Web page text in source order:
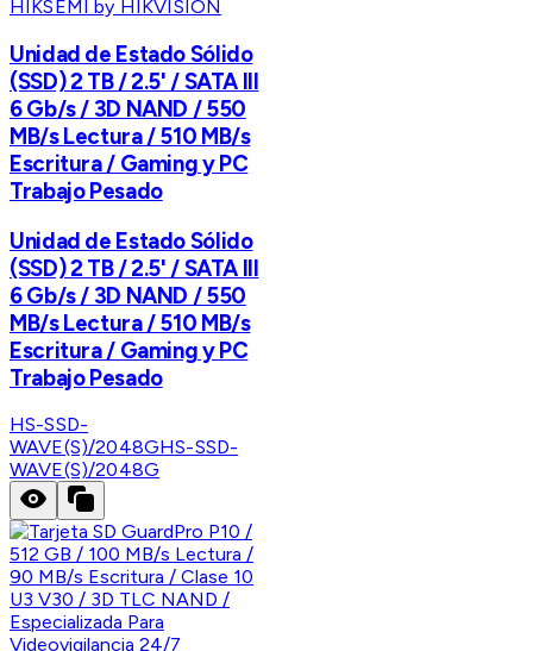
HIKSEMI by HIKVISION
Unidad de Estado Sólido
(SSD) 2 TB / 2.5' / SATA III
6 Gb/s / 3D NAND / 550
MB/s Lectura / 510 MB/s
Escritura / Gaming y PC
Trabajo Pesado
Unidad de Estado Sólido
(SSD) 2 TB / 2.5' / SATA III
6 Gb/s / 3D NAND / 550
MB/s Lectura / 510 MB/s
Escritura / Gaming y PC
Trabajo Pesado
HS-SSD-
WAVE(S)/2048GHS-SSD-
WAVE(S)/2048G